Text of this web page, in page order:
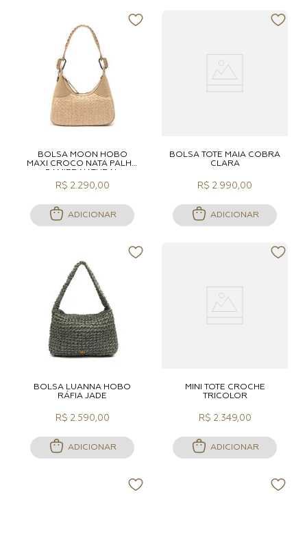
BOLSA MOON HOBO
MAXI CROCO NATA PALHA
DAMIER NATURAL
R$ 2.290,00
ADICIONAR
BOLSA TOTE MAIA COBRA
CLARA
R$ 2.990,00
ADICIONAR
BOLSA LUANNA HOBO
RÁFIA JADE
R$ 2.590,00
ADICIONAR
MINI TOTE CROCHÊ
TRICOLOR
R$ 2.349,00
ADICIONAR